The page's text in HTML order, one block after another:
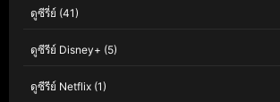
ดูซีรี่ย์ (41)
ดูซีรีย์ Disney+ (5)
ดูซีรีย์ Netflix (1)